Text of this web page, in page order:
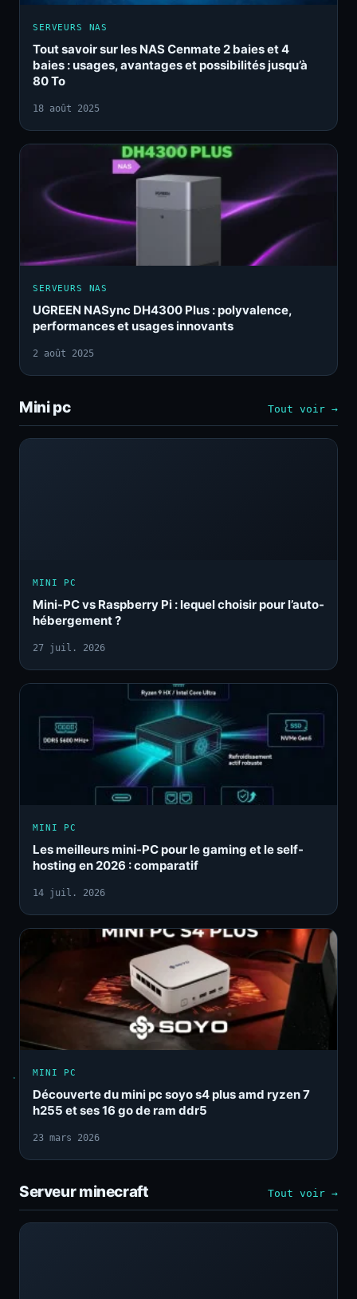
SERVEURS NAS
Tout savoir sur les NAS Cenmate 2 baies et 4
baies : usages, avantages et possibilités jusqu’à
80 To
18 août 2025
SERVEURS NAS
UGREEN NASync DH4300 Plus : polyvalence,
performances et usages innovants
2 août 2025
Mini pc Tout voir →
MINI PC
Mini-PC vs Raspberry Pi : lequel choisir pour l’auto-
hébergement ?
27 juil. 2026
MINI PC
Les meilleurs mini-PC pour le gaming et le self-
hosting en 2026 : comparatif
14 juil. 2026
MINI PC
Découverte du mini pc soyo s4 plus amd ryzen 7
h255 et ses 16 go de ram ddr5
23 mars 2026
Serveur minecraft Tout voir →